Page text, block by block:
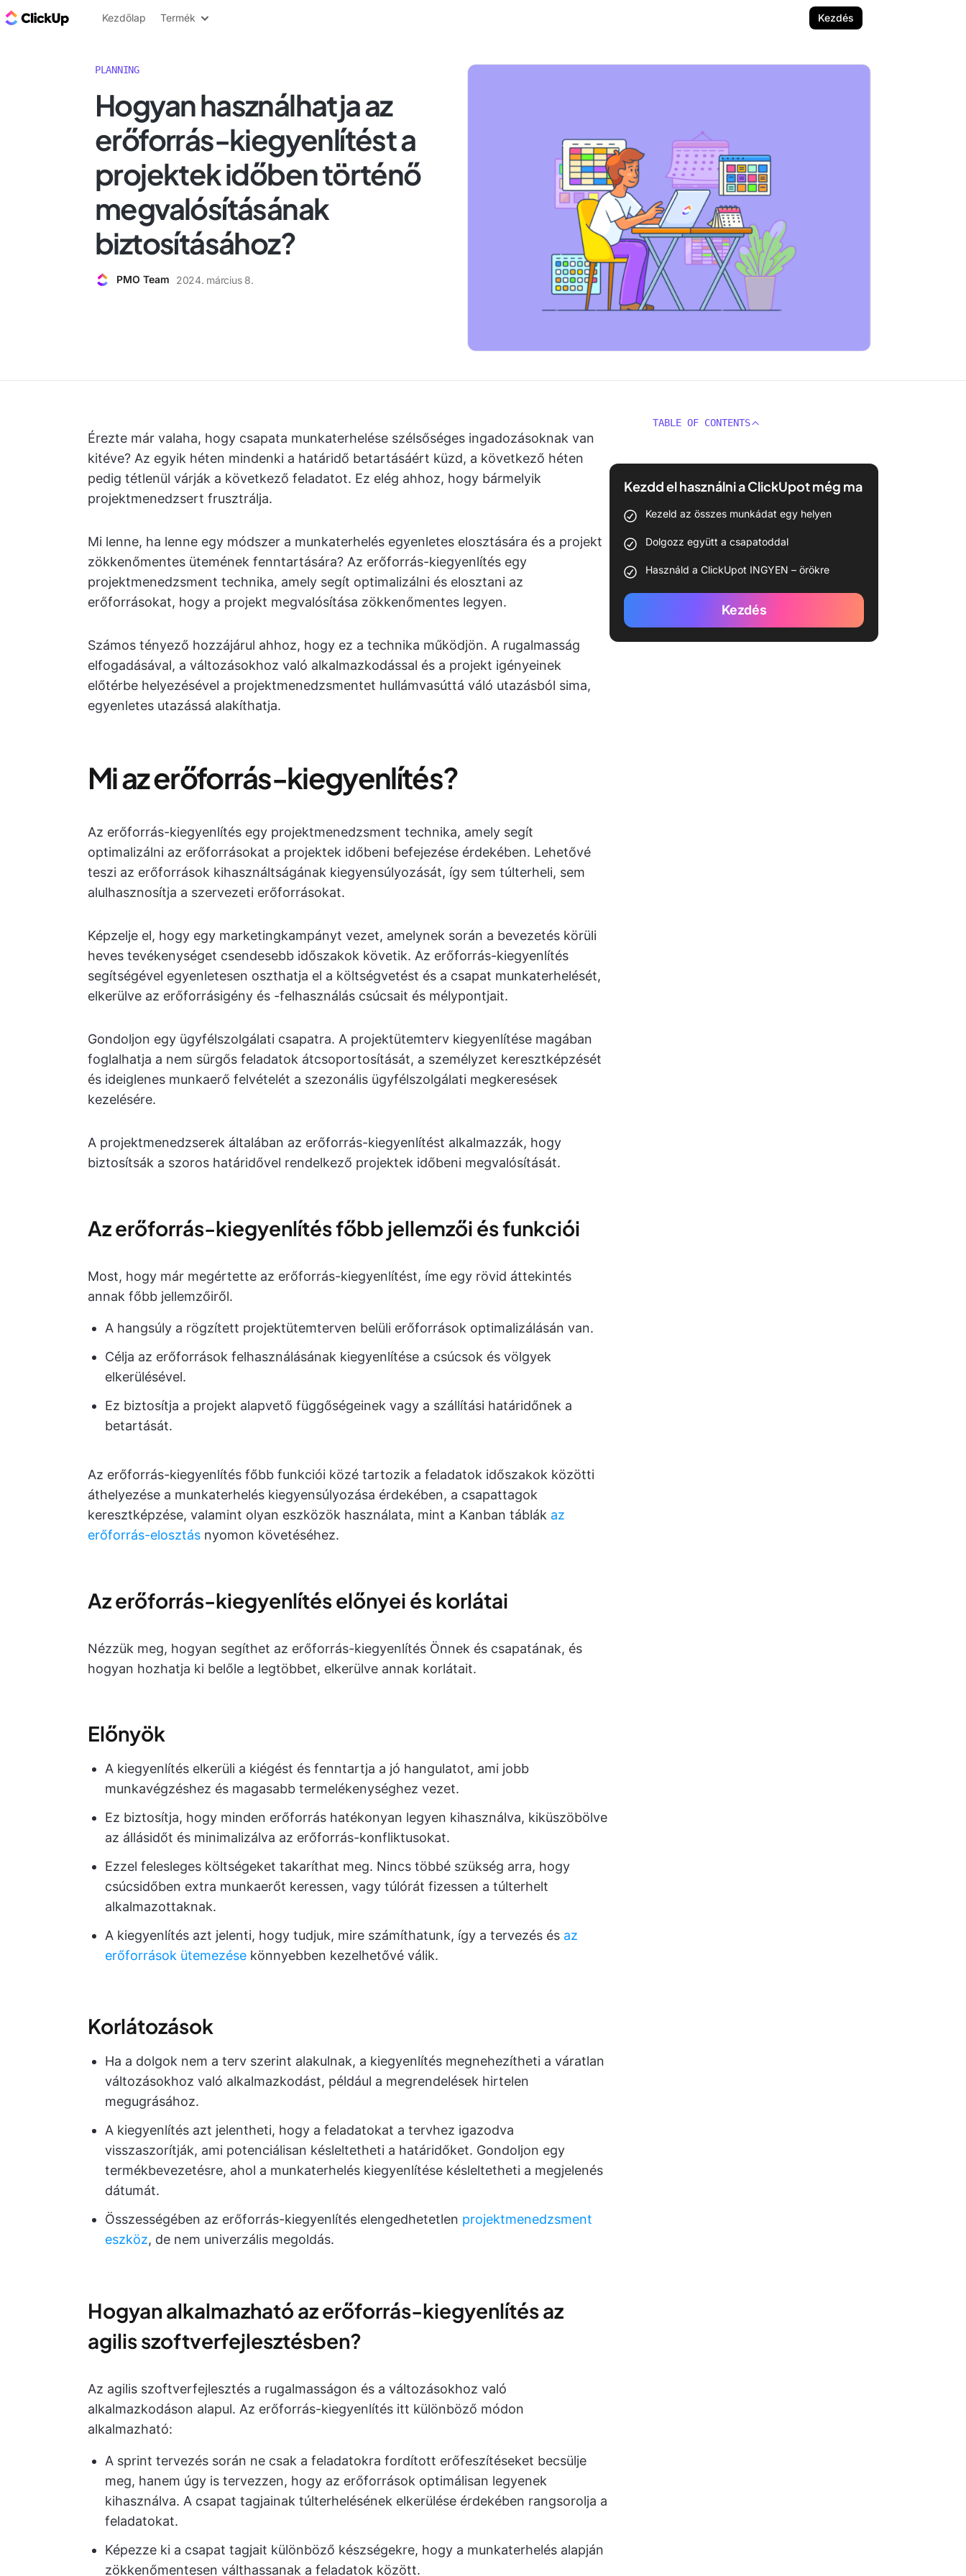
ClickUp blog
Kezdőlap Termék Kezdés
PLANNING
Hogyan használhatja az
erőforrás-kiegyenlítést a
projektek időben történő
megvalósításának
biztosításához?
PMO Team 2024. március 8.
Érezte már valaha, hogy csapata munkaterhelése szélsőséges ingadozásoknak van
kitéve? Az egyik héten mindenki a határidő betartásáért küzd, a következő héten
pedig tétlenül várják a következő feladatot. Ez elég ahhoz, hogy bármelyik
projektmenedzsert frusztrálja.
Mi lenne, ha lenne egy módszer a munkaterhelés egyenletes elosztására és a projekt
zökkenőmentes ütemének fenntartására? Az erőforrás-kiegyenlítés egy
projektmenedzsment technika, amely segít optimalizálni és elosztani az
erőforrásokat, hogy a projekt megvalósítása zökkenőmentes legyen.
Számos tényező hozzájárul ahhoz, hogy ez a technika működjön. A rugalmasság
elfogadásával, a változásokhoz való alkalmazkodással és a projekt igényeinek
előtérbe helyezésével a projektmenedzsmentet hullámvasúttá váló utazásból sima,
egyenletes utazássá alakíthatja.
Mi az erőforrás-kiegyenlítés?
Az erőforrás-kiegyenlítés egy projektmenedzsment technika, amely segít
optimalizálni az erőforrásokat a projektek időbeni befejezése érdekében. Lehetővé
teszi az erőforrások kihasználtságának kiegyensúlyozását, így sem túlterheli, sem
alulhasznosítja a szervezeti erőforrásokat.
Képzelje el, hogy egy marketingkampányt vezet, amelynek során a bevezetés körüli
heves tevékenységet csendesebb időszakok követik. Az erőforrás-kiegyenlítés
segítségével egyenletesen oszthatja el a költségvetést és a csapat munkaterhelését,
elkerülve az erőforrásigény és -felhasználás csúcsait és mélypontjait.
Gondoljon egy ügyfélszolgálati csapatra. A projektütemterv kiegyenlítése magában
foglalhatja a nem sürgős feladatok átcsoportosítását, a személyzet keresztképzését
és ideiglenes munkaerő felvételét a szezonális ügyfélszolgálati megkeresések
kezelésére.
A projektmenedzserek általában az erőforrás-kiegyenlítést alkalmazzák, hogy
biztosítsák a szoros határidővel rendelkező projektek időbeni megvalósítását.
Az erőforrás-kiegyenlítés főbb jellemzői és funkciói
Most, hogy már megértette az erőforrás-kiegyenlítést, íme egy rövid áttekintés
annak főbb jellemzőiről.
A hangsúly a rögzített projektütemterven belüli erőforrások optimalizálásán van.
Célja az erőforrások felhasználásának kiegyenlítése a csúcsok és völgyek
elkerülésével.
Ez biztosítja a projekt alapvető függőségeinek vagy a szállítási határidőnek a
betartását.
Az erőforrás-kiegyenlítés főbb funkciói közé tartozik a feladatok időszakok közötti
áthelyezése a munkaterhelés kiegyensúlyozása érdekében, a csapattagok
keresztképzése, valamint olyan eszközök használata, mint a Kanban táblák az
erőforrás-elosztás nyomon követéséhez.
Az erőforrás-kiegyenlítés előnyei és korlátai
Nézzük meg, hogyan segíthet az erőforrás-kiegyenlítés Önnek és csapatának, és
hogyan hozhatja ki belőle a legtöbbet, elkerülve annak korlátait.
Előnyök
A kiegyenlítés elkerüli a kiégést és fenntartja a jó hangulatot, ami jobb
munkavégzéshez és magasabb termelékenységhez vezet.
Ez biztosítja, hogy minden erőforrás hatékonyan legyen kihasználva, kiküszöbölve
az állásidőt és minimalizálva az erőforrás-konfliktusokat.
Ezzel felesleges költségeket takaríthat meg. Nincs többé szükség arra, hogy
csúcsidőben extra munkaerőt keressen, vagy túlórát fizessen a túlterhelt
alkalmazottaknak.
A kiegyenlítés azt jelenti, hogy tudjuk, mire számíthatunk, így a tervezés és az
erőforrások ütemezése könnyebben kezelhetővé válik.
Korlátozások
Ha a dolgok nem a terv szerint alakulnak, a kiegyenlítés megnehezítheti a váratlan
változásokhoz való alkalmazkodást, például a megrendelések hirtelen
megugrásához.
A kiegyenlítés azt jelentheti, hogy a feladatokat a tervhez igazodva
visszaszorítják, ami potenciálisan késleltetheti a határidőket. Gondoljon egy
termékbevezetésre, ahol a munkaterhelés kiegyenlítése késleltetheti a megjelenés
dátumát.
Összességében az erőforrás-kiegyenlítés elengedhetetlen projektmenedzsment
eszköz, de nem univerzális megoldás.
Hogyan alkalmazható az erőforrás-kiegyenlítés az
agilis szoftverfejlesztésben?
Az agilis szoftverfejlesztés a rugalmasságon és a változásokhoz való
alkalmazkodáson alapul. Az erőforrás-kiegyenlítés itt különböző módon
alkalmazható:
A sprint tervezés során ne csak a feladatokra fordított erőfeszítéseket becsülje
meg, hanem úgy is tervezzen, hogy az erőforrások optimálisan legyenek
kihasználva. A csapat tagjainak túlterhelésének elkerülése érdekében rangsorolja a
feladatokat.
Képezze ki a csapat tagjait különböző készségekre, hogy a munkaterhelés alapján
zökkenőmentesen válthassanak a feladatok között.
TABLE OF CONTENTS
Kezdd el használni a ClickUpot még ma
Kezeld az összes munkádat egy helyen
Dolgozz együtt a csapatoddal
Használd a ClickUpot INGYEN – örökre
Kezdés